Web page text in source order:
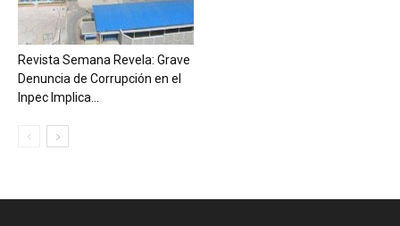
Revista Semana Revela: Grave
Denuncia de Corrupción en el
Inpec Implica...